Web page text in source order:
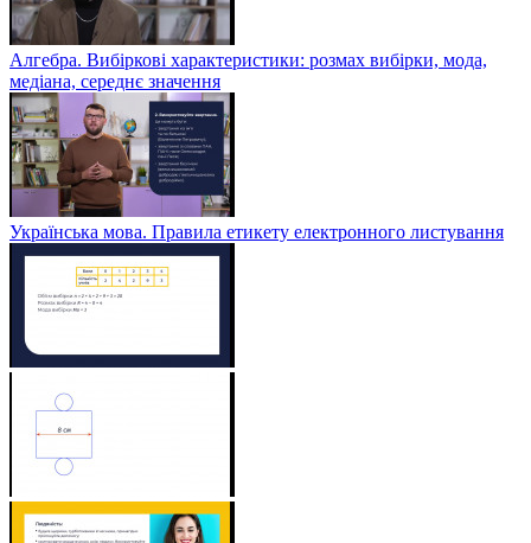
Алгебра. Вибіркові характеристики: розмах вибірки, мода,
медіана, середнє значення
Українська мова. Правила етикету електронного листування